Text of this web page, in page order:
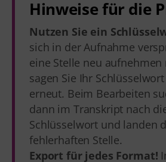
Hinweise für die
Nutzen Sie ein
sich in der Aufnahme
eine Stelle neu aufnehmen
sagen Sie Ihr
erneut. Beim Bearbeiten
dann im Transkript nach
Schlüsselwort und landen
fehlerhaften Stelle.
Export für jedes Format!